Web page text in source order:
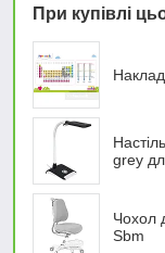
При купівлі
grey
Чохол
Sbm